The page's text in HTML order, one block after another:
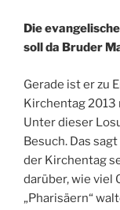
Die
soll da Bruder
Gerade ist er zu
Kirchentag 2013
Unter dieser
Besuch. Das
der Kirchentag
darüber, wie viel
„Pharisäern“